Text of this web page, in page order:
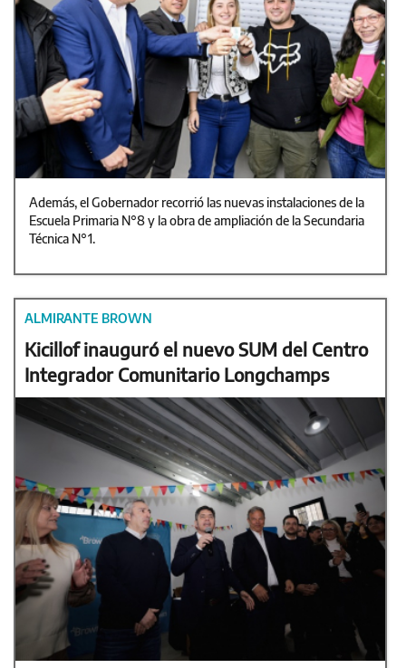
Además, el Gobernador recorrió las nuevas instalaciones de la
Escuela Primaria N°8 y la obra de ampliación de la Secundaria
Técnica N°1.
ALMIRANTE BROWN
Kicillof inauguró el nuevo SUM del Centro
Integrador Comunitario Longchamps